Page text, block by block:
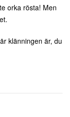
orka rösta! Men
klänningen är, du